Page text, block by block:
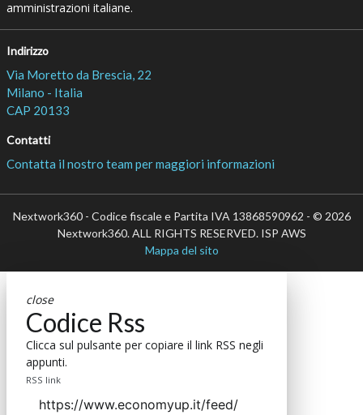
amministrazioni italiane.
Indirizzo
Via Moretto da Brescia, 22
Milano - Italia
CAP 20133
Contatti
Contatta il nostro team per maggiori informazioni
Nextwork360 - Codice fiscale e Partita IVA 13868590962 - © 2026
Nextwork360. ALL RIGHTS RESERVED. ISP AWS
Mappa del sito
close
Codice Rss
Clicca sul pulsante per copiare il link RSS negli
appunti.
RSS link